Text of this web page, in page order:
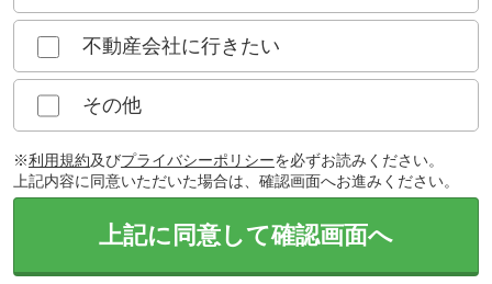
不動産会社に行きたい
その他
※利用規約及びプライバシーポリシーを必ずお読みください。
上記内容に同意いただいた場合は、確認画面へお進みください。
上記に同意して確認画面へ